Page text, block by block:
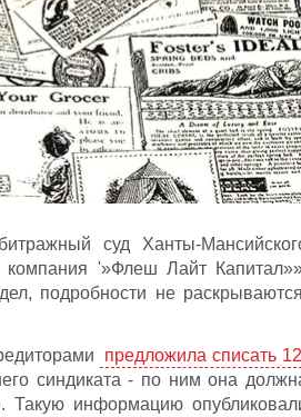
суд Ханты-
'»Флеш Лайт
подробности не
предложила списать
синдиката - по ним она
Такую информацию